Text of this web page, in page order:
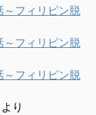
フィリピン脱
フィリピン脱
フィリピン脱
より